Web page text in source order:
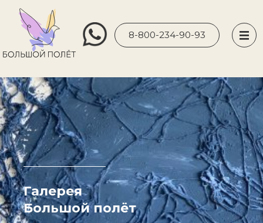
8-800-234-90-93 III
Галерея
Большой полёт